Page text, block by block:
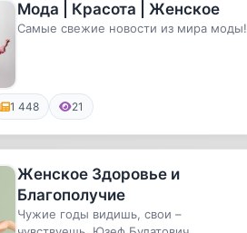
Мода | Красота | Женское
Самые свежие новости из мира моды!
1 448 21
Женское Здоровье и
Благополучие
Чужие годы видишь, свои –